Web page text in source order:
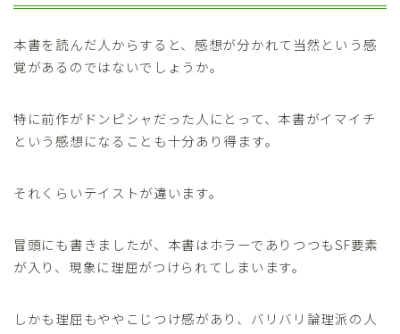
本書を読んだ人からすると、感想が分かれて当然という感
覚があるのではないでしょうか。
特に前作がドンピシャだった人にとって、本書がイマイチ
という感想になることも十分あり得ます。
それくらいテイストが違います。
冒頭にも書きましたが、本書はホラーでありつつもSF要素
が入り、現象に理屈がつけられてしまいます。
しかも理屈もややこじつけ感があり、バリバリ論理派の人